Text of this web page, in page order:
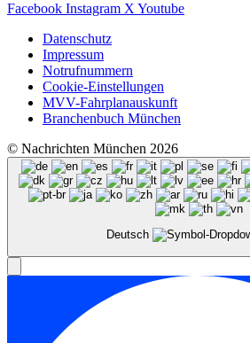
Facebook Instagram X Youtube
Datenschutz
Impressum
Notrufnummern
Cookie-Einstellungen
MVV-Fahrplanauskunft
Branchenbuch München
© Nachrichten München 2026
Deutsch